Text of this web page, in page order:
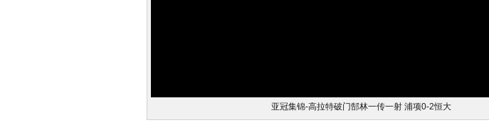
亚冠集锦-高拉特破门郜林一传一射 浦项0-2恒大